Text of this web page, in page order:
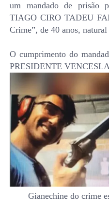
um mandado de prisão
TIAGO CIRO TADEU
Crime”, de 40 anos, natural
O cumprimento do
PRESIDENTE
Gianechine do crime